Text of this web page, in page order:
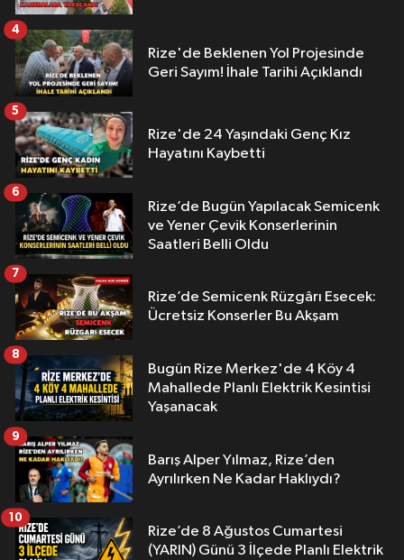
Rize'de Beklenen Yol Projesinde
Geri Sayım! İhale Tarihi Açıklandı
4
Rize'de 24 Yaşındaki Genç Kız
Hayatını Kaybetti
5
Rize’de Bugün Yapılacak Semicenk
ve Yener Çevik Konserlerinin
Saatleri Belli Oldu
6
Rize’de Semicenk Rüzgârı Esecek:
Ücretsiz Konserler Bu Akşam
7
Bugün Rize Merkez'de 4 Köy 4
Mahallede Planlı Elektrik Kesintisi
Yaşanacak
8
Barış Alper Yılmaz, Rize’den
Ayrılırken Ne Kadar Haklıydı?
9
Rize’de 8 Ağustos Cumartesi
(YARIN) Günü 3 İlçede Planlı Elektrik
10